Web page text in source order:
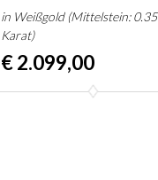
in Weißgold (Mittelstein: 0.35
Karat)
€ 2.099,00